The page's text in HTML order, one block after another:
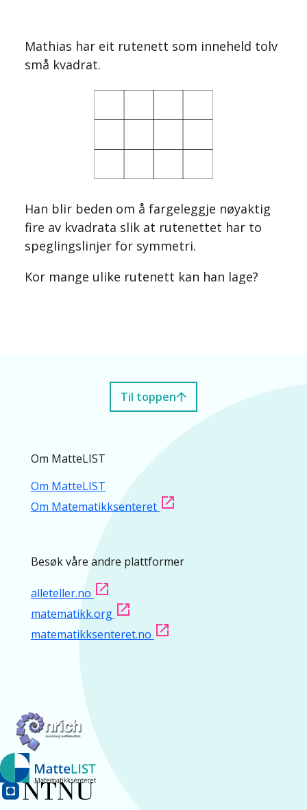
Mathias har eit rutenett som inneheld tolv
små kvadrat.
Han blir beden om å fargeleggje nøyaktig
fire av kvadrata slik at rutenettet har to
speglingslinjer for symmetri.
Kor mange ulike rutenett kan han lage?
Til toppen
Om MatteLIST
Om MatteLIST
Om Matematikksenteret
Besøk våre andre plattformer
alleteller.no
matematikk.org
matematikksenteret.no